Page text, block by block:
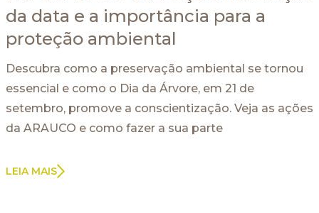
da data e a importância para a
proteção ambiental
Descubra como a preservação ambiental se tornou
essencial e como o Dia da Árvore, em 21 de
setembro, promove a conscientização. Veja as ações
da ARAUCO e como fazer a sua parte
LEIA MAIS